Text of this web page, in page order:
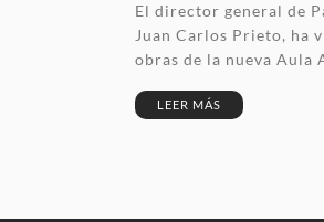
El director general de
Juan Carlos Prieto, ha
obras de la nueva Aula
LEER MÁS